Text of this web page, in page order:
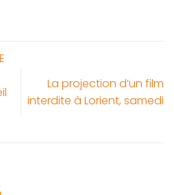
La projection d’un film
interdite à Lorient, samedi